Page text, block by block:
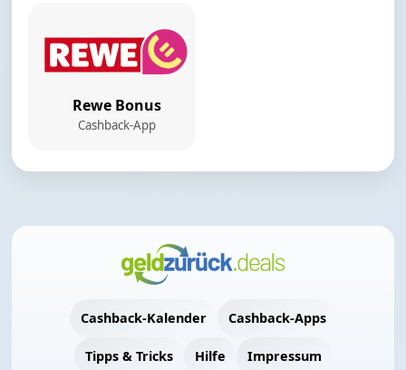
Rewe Bonus
Cashback-App
Cashback-Kalender Cashback-Apps
Tipps & Tricks Hilfe Impressum